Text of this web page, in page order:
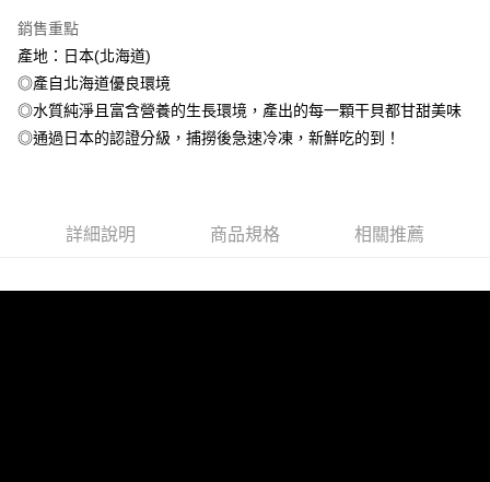
台新國際商業銀行
台灣樂天信用卡公司
元大商業銀行
玉山商業銀行
台新國際商業銀行
台灣樂天信用卡公司
貨到付款
運送方式
冷凍7-11取貨(快速到店，到貨後4天內需取貨)
每筆NT$150，滿NT$999(含以上)免運費
每筆NT$150，滿NT$999(含以上)免運費
銷售重點
產地：日本(北海道)
◎產自北海道優良環境
◎水質純淨且富含營養的生長環境，產出的每一顆干貝都甘甜美味
◎通過日本的認證分級，捕撈後急速冷凍，新鮮吃的到！
詳細說明 商品規格 相關推薦